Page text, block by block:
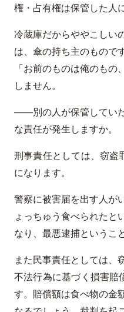
権・占有権は保管した人
冷蔵庫だからややこしい
は、傘の持ち主のもので
「お前のものは俺のも
しません。
——別の人が保管してい
な責任が発生しますか。
刑事責任としては、窃盗
になります。
警察に被害届を出す人が
ょっちゅう食べられたと
なり、最悪逮捕というこ
また民事責任としては、
不法行為に基づく損害賠
す。賠償額は食べ物の金